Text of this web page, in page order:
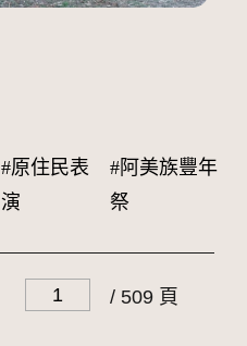
#原住民表
演
#阿美族豐年
祭
/ 509 頁